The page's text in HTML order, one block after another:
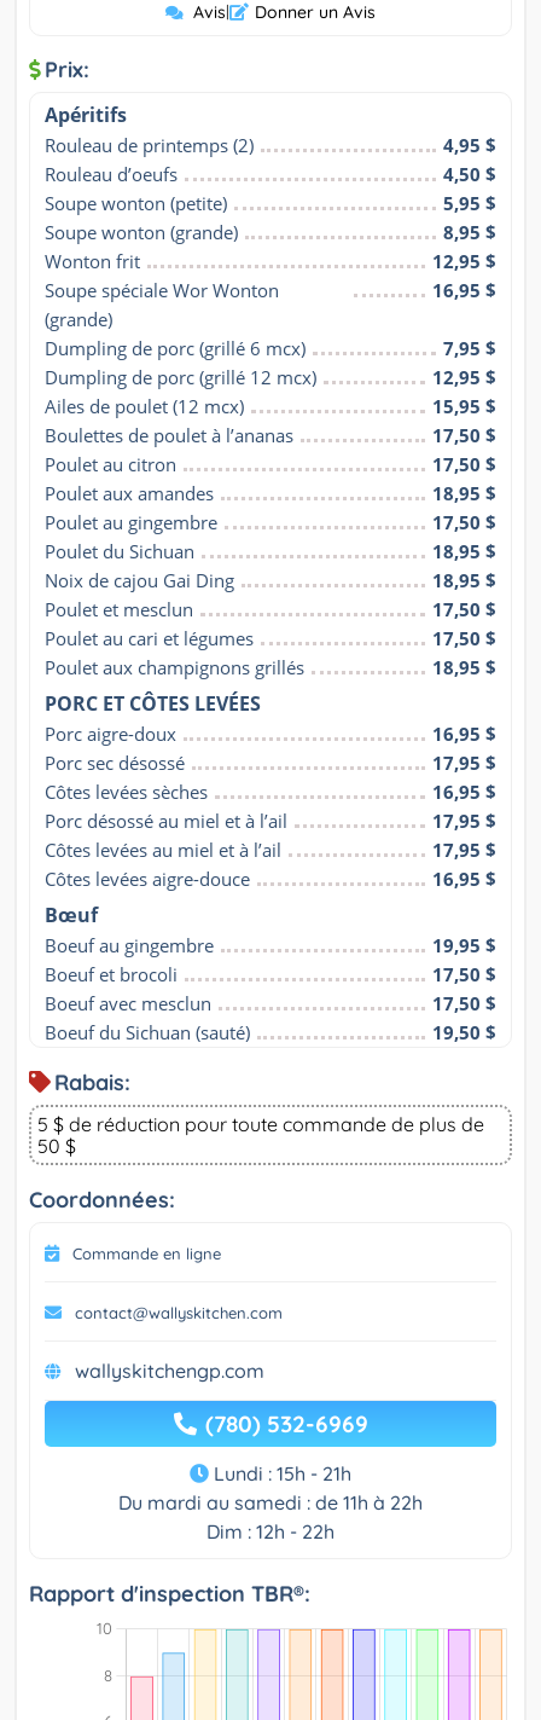
Avis| Donner un Avis
Prix:
Apéritifs
Rouleau de printemps (2)
4,95 $
Rouleau d’oeufs
4,50 $
Soupe wonton (petite)
5,95 $
Soupe wonton (grande)
8,95 $
Wonton frit
12,95 $
Soupe spéciale Wor Wonton
(grande)
16,95 $
Dumpling de porc (grillé 6 mcx)
7,95 $
Dumpling de porc (grillé 12 mcx)
12,95 $
Ailes de poulet (12 mcx)
15,95 $
Boulettes de poulet à l’ananas
17,50 $
Poulet au citron
17,50 $
Poulet aux amandes
18,95 $
Poulet au gingembre
17,50 $
Poulet du Sichuan
18,95 $
Noix de cajou Gai Ding
18,95 $
Poulet et mesclun
17,50 $
Poulet au cari et légumes
17,50 $
Poulet aux champignons grillés
18,95 $
PORC ET CÔTES LEVÉES
Porc aigre-doux
16,95 $
Porc sec désossé
17,95 $
Côtes levées sèches
16,95 $
Porc désossé au miel et à l’ail
17,95 $
Côtes levées au miel et à l’ail
17,95 $
Côtes levées aigre-douce
16,95 $
Bœuf
Boeuf au gingembre
19,95 $
Boeuf et brocoli
17,50 $
Boeuf avec mesclun
17,50 $
Boeuf du Sichuan (sauté)
19,50 $
Rabais:
5 $ de réduction pour toute commande de plus de
50 $
Coordonnées:
Commande en ligne
contact@wallyskitchen.com
wallyskitchengp.com
(780) 532-6969
Lundi : 15h - 21h
Du mardi au samedi : de 11h à 22h
Dim : 12h - 22h
Rapport d'inspection TBR®: